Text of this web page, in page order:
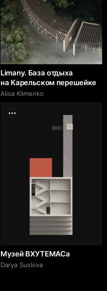
Limany. База отдыха
на Карельском перешейке
Alisa Klimenko
Музей ВХУТЕМАСа
Darya Suslova